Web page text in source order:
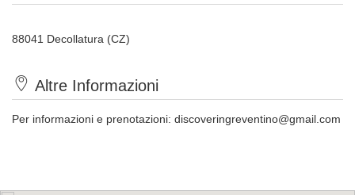
88041 Decollatura (CZ)
Altre Informazioni
Per informazioni e prenotazioni: discoveringreventino@gmail.com